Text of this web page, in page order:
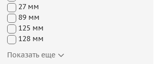
27 мм
89 мм
125 мм
128 мм
Показать еще